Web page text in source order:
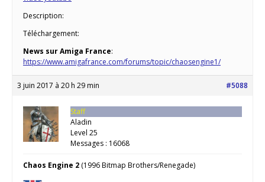
Description:
Téléchargement:
News sur Amiga France:
https://www.amigafrance.com/forums/topic/chaosengine1/
3 juin 2017 à 20 h 29 min #5088
Staff
Aladin
Level 25
Messages : 16068
Chaos Engine 2 (1996 Bitmap Brothers/Renegade)